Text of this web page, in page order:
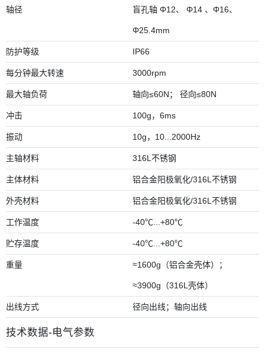
轴径 盲孔轴 Φ12、 Φ14 、Φ16、
Φ25.4mm
防护等级 IP66
每分钟最大转速 3000rpm
最大轴负荷 轴向≤60N； 径向≤80N
冲击 100g，6ms
振动 10g，10...2000Hz
主轴材料 316L不锈钢
主体材料 铝合金阳极氧化/316L不锈钢
外壳材料 铝合金阳极氧化/316L不锈钢
工作温度 -40℃...+80℃
贮存温度 -40℃...+80℃
重量 ≈1600g（铝合金壳体）；
≈3900g（316L壳体）
出线方式 径向出线；轴向出线
技术数据-电气参数